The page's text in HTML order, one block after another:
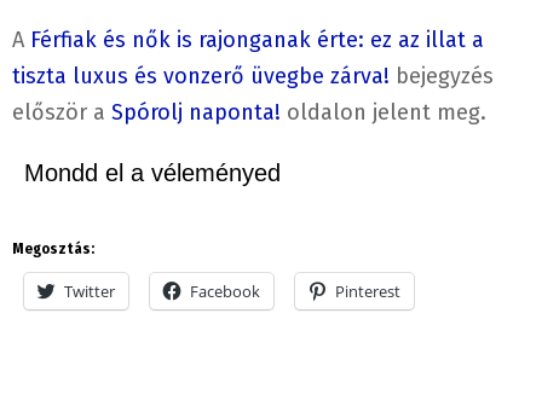
A Férfiak és nők is rajonganak érte: ez az illat a
tiszta luxus és vonzerő üvegbe zárva! bejegyzés
először a Spórolj naponta! oldalon jelent meg.
Mondd el a véleményed
Megosztás:
Twitter Facebook Pinterest